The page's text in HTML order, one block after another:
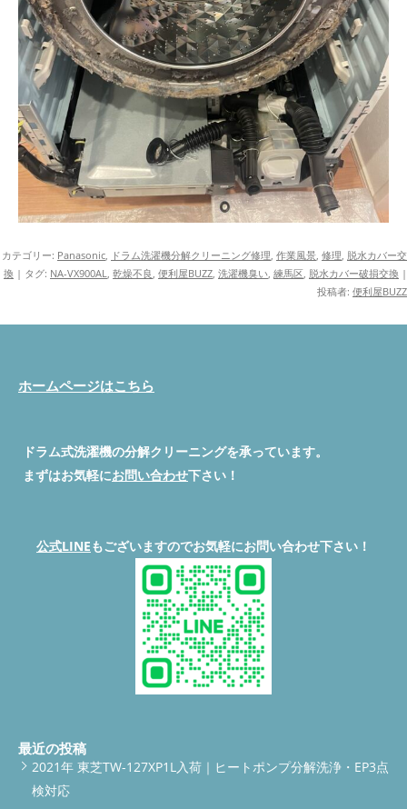
カテゴリー: Panasonic, ドラム洗濯機分解クリーニング修理, 作業風景, 修理, 脱水カバー交
換 | タグ: NA-VX900AL, 乾燥不良, 便利屋BUZZ, 洗濯機臭い, 練馬区, 脱水カバー破損交換 |
投稿者: 便利屋BUZZ
ホームページはこちら
ドラム式洗濯機の分解クリーニングを承っています。
まずはお気軽にお問い合わせ下さい！
公式LINEもございますのでお気軽にお問い合わせ下さい！
最近の投稿
2021年 東芝TW-127XP1L入荷｜ヒートポンプ分解洗浄・EP3点
検対応